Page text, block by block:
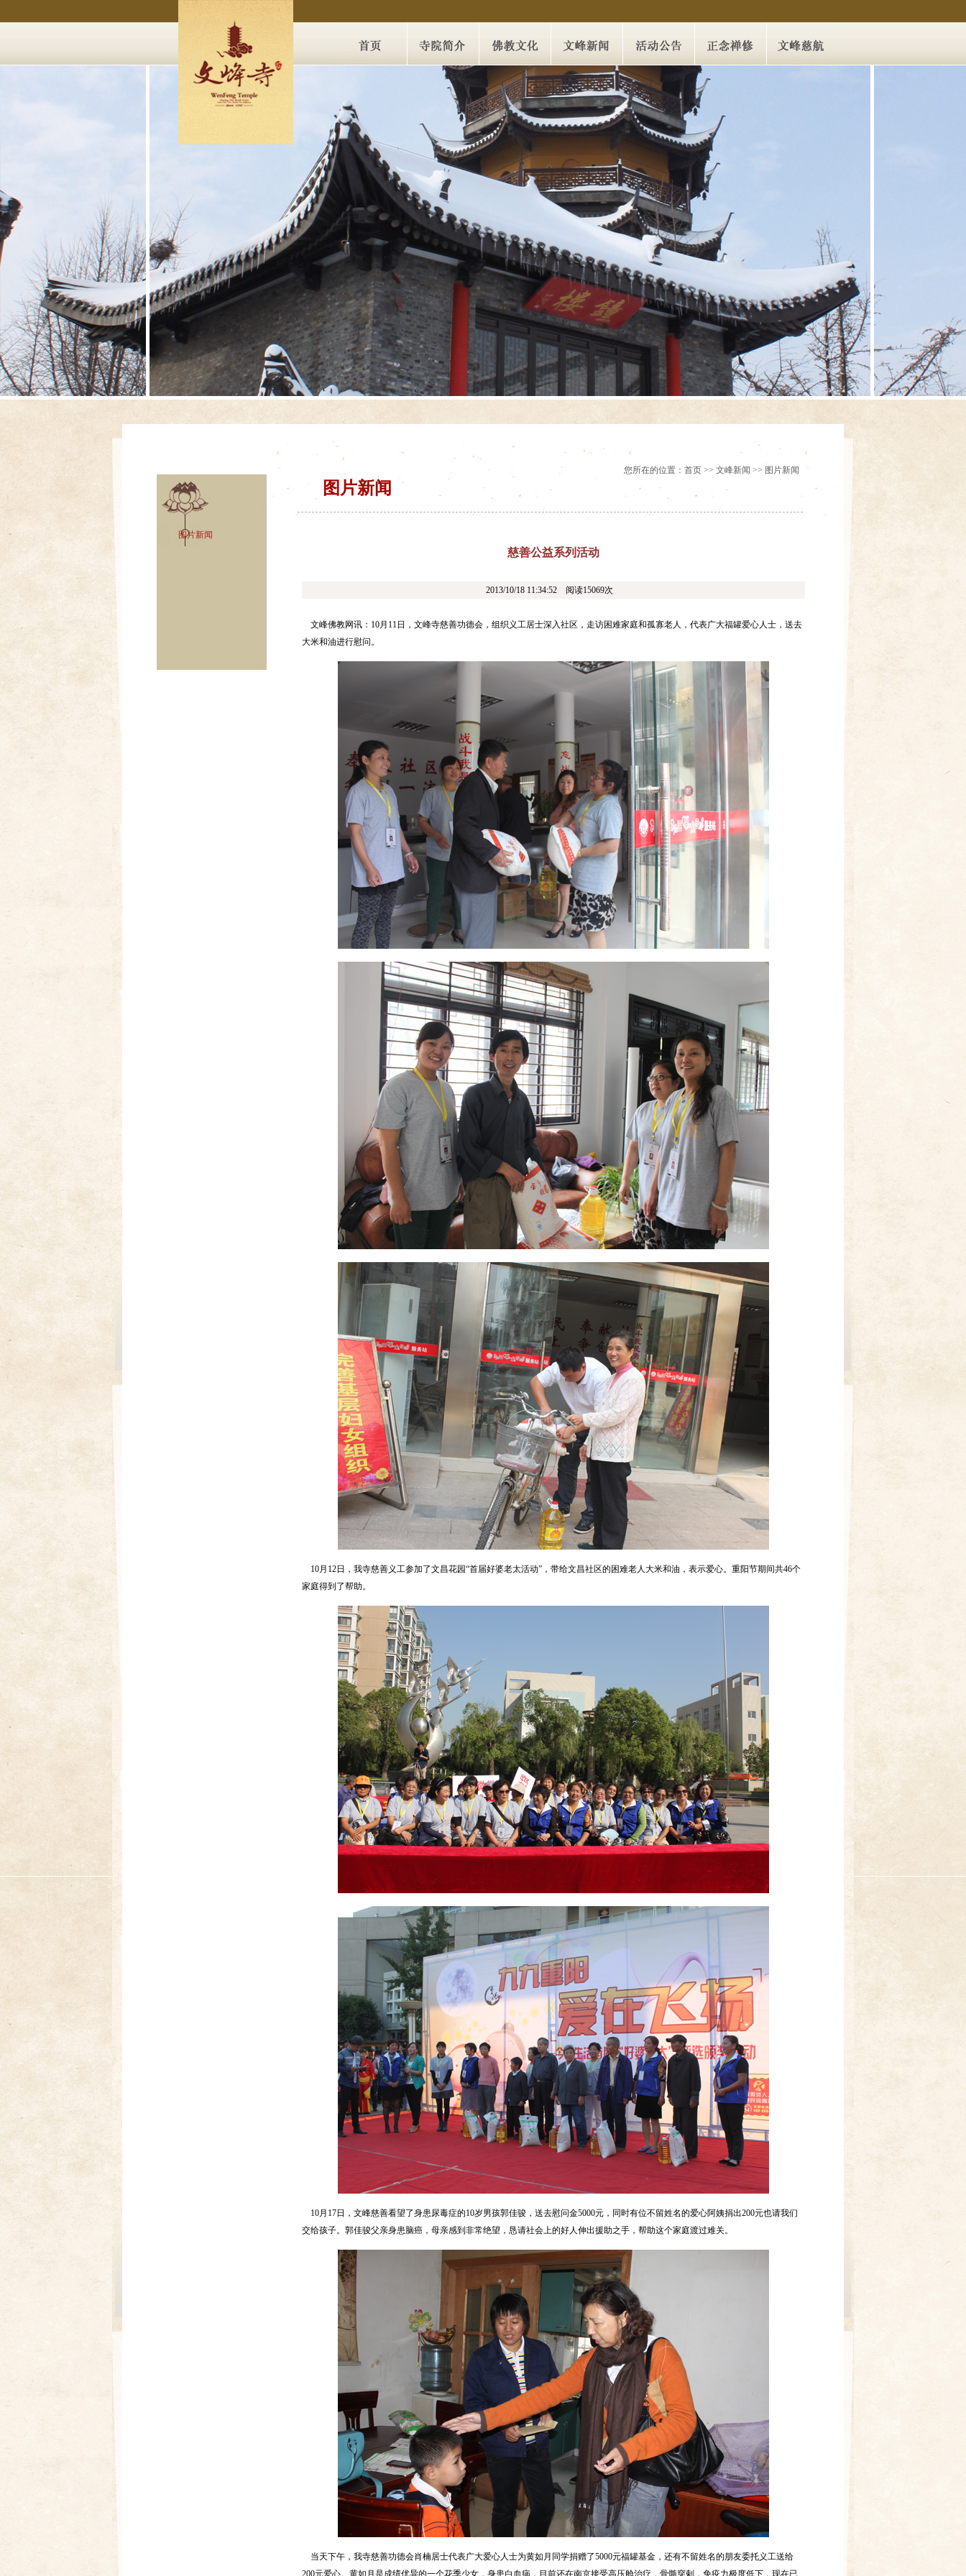
图片新闻
您所在的位置：首页 >> 文峰新闻 >> 图片新闻
图片新闻
慈善公益系列活动
2013/10/18 11:34:52 阅读15069次
文峰佛教网讯：10月11日，文峰寺慈善功德会，组织义工居士深入社区，走访困难家庭和孤寡老人，代表广大福罐爱心人士，送去
大米和油进行慰问。
10月12日，我寺慈善义工参加了文昌花园“首届好婆老太活动”，带给文昌社区的困难老人大米和油，表示爱心。重阳节期间共46个
家庭得到了帮助。
10月17日，文峰慈善看望了身患尿毒症的10岁男孩郭佳骏，送去慰问金5000元，同时有位不留姓名的爱心阿姨捐出200元也请我们
交给孩子。郭佳骏父亲身患脑癌，母亲感到非常绝望，恳请社会上的好人伸出援助之手，帮助这个家庭渡过难关。
当天下午，我寺慈善功德会肖楠居士代表广大爱心人士为黄如月同学捐赠了5000元福罐基金，还有不留姓名的朋友委托义工送给
200元爱心。黄如月是成绩优异的一个花季少女，身患白血病，目前还在南京接受高压舱治疗，骨髓穿剌，免疫力极度低下，现在已